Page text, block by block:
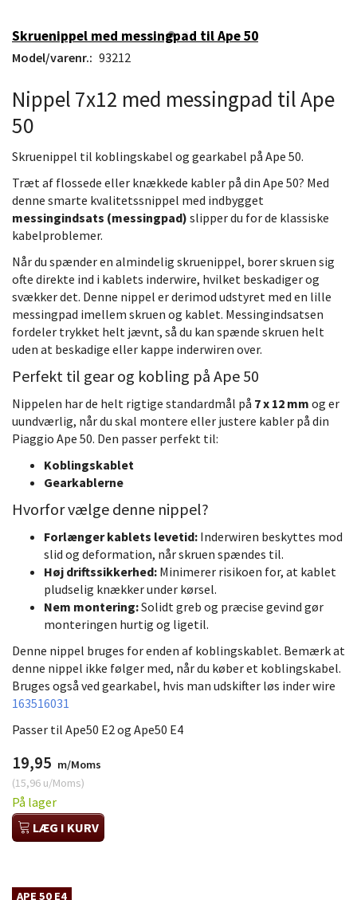
Skruenippel med messingpad til Ape 50
Model/varenr.: 93212
Nippel 7x12 med messingpad til Ape
50
Skruenippel til koblingskabel og gearkabel på Ape 50.
Træt af flossede eller knækkede kabler på din Ape 50? Med
denne smarte kvalitetssnippel med indbygget
messingindsats (messingpad) slipper du for de klassiske
kabelproblemer.
Når du spænder en almindelig skruenippel, borer skruen sig
ofte direkte ind i kablets inderwire, hvilket beskadiger og
svækker det. Denne nippel er derimod udstyret med en lille
messingpad imellem skruen og kablet. Messingindsatsen
fordeler trykket helt jævnt, så du kan spænde skruen helt
uden at beskadige eller kappe inderwiren over.
Perfekt til gear og kobling på Ape 50
Nippelen har de helt rigtige standardmål på 7 x 12 mm og er
uundværlig, når du skal montere eller justere kabler på din
Piaggio Ape 50. Den passer perfekt til:
Koblingskablet
Gearkablerne
Hvorfor vælge denne nippel?
Forlænger kablets levetid: Inderwiren beskyttes mod
slid og deformation, når skruen spændes til.
Høj driftssikkerhed: Minimerer risikoen for, at kablet
pludselig knækker under kørsel.
Nem montering:Solidt greb og præcise gevind gør
monteringen hurtig og ligetil.
Denne nippel bruges for enden af koblingskablet. Bemærk at
denne nippel ikke følger med, når du køber et koblingskabel.
Bruges også ved gearkabel, hvis man udskifter løs inder wire
163516031
Passer til Ape50 E2 og Ape50 E4
19,95 m/Moms
(15,96 u/Moms)
På lager
LÆG I KURV
APE 50 E4